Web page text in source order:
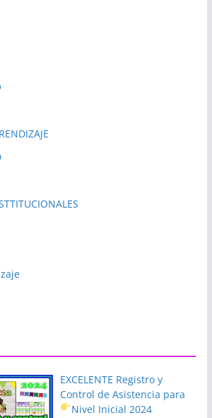
EXCELENTE Registro y
Control de Asistencia para
Nivel Inicial 2024